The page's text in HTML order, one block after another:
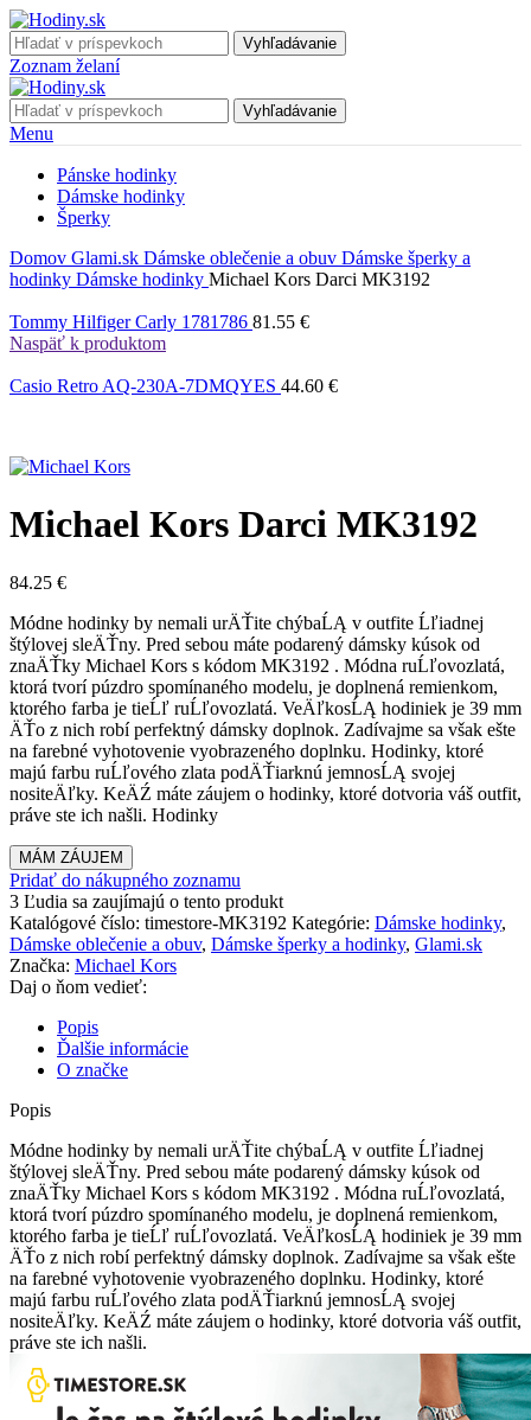
Vyhľadávanie
Zoznam želaní
Vyhľadávanie
Menu
Pánske hodinky
Dámske hodinky
Šperky
Domov Glami.sk Dámske oblečenie a obuv Dámske šperky a
hodinky Dámske hodinky Michael Kors Darci MK3192
Tommy Hilfiger Carly 1781786 81.55 €
Naspäť k produktom
Casio Retro AQ-230A-7DMQYES 44.60 €
Michael Kors Darci MK3192
84.25 €
Módne hodinky by nemali urÄŤite chýbaĹĄ v outfite Ĺľiadnej
štýlovej sleÄŤny. Pred sebou máte podarený dámsky kúsok od
znaÄŤky Michael Kors s kódom MK3192 . Módna ruĹľovozlatá,
ktorá tvorí púzdro spomínaného modelu, je doplnená remienkom,
ktorého farba je tieĹľ ruĹľovozlatá. VeÄľkosĹĄ hodiniek je 39 mm
ÄŤo z nich robí perfektný dámsky doplnok. Zadívajme sa však ešte
na farebné vyhotovenie vyobrazeného doplnku. Hodinky, ktoré
majú farbu ruĹľového zlata podÄŤiarknú jemnosĹĄ svojej
nositeÄľky. KeÄŹ máte záujem o hodinky, ktoré dotvoria váš outfit,
práve ste ich našli. Hodinky
MÁM ZÁUJEM
Pridať do nákupného zoznamu
3 Ľudia sa zaujímajú o tento produkt
Katalógové číslo: timestore-MK3192 Kategórie: Dámske hodinky,
Dámske oblečenie a obuv, Dámske šperky a hodinky, Glami.sk
Značka: Michael Kors
Daj o ňom vedieť:
Popis
Ďalšie informácie
O značke
Popis
Módne hodinky by nemali urÄŤite chýbaĹĄ v outfite Ĺľiadnej
štýlovej sleÄŤny. Pred sebou máte podarený dámsky kúsok od
znaÄŤky Michael Kors s kódom MK3192 . Módna ruĹľovozlatá,
ktorá tvorí púzdro spomínaného modelu, je doplnená remienkom,
ktorého farba je tieĹľ ruĹľovozlatá. VeÄľkosĹĄ hodiniek je 39 mm
ÄŤo z nich robí perfektný dámsky doplnok. Zadívajme sa však ešte
na farebné vyhotovenie vyobrazeného doplnku. Hodinky, ktoré
majú farbu ruĹľového zlata podÄŤiarknú jemnosĹĄ svojej
nositeÄľky. KeÄŹ máte záujem o hodinky, ktoré dotvoria váš outfit,
práve ste ich našli.